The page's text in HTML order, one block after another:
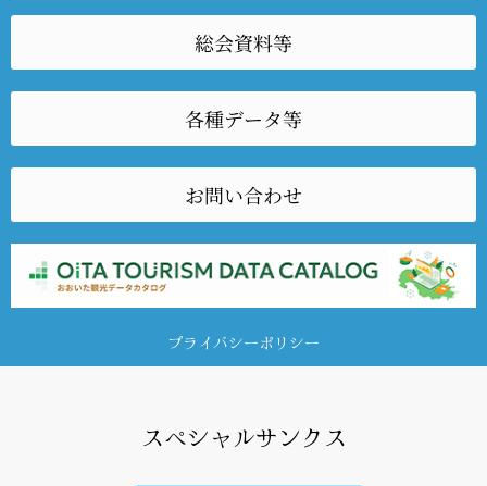
総会資料等
各種データ等
お問い合わせ
プライバシーポリシー
スペシャルサンクス